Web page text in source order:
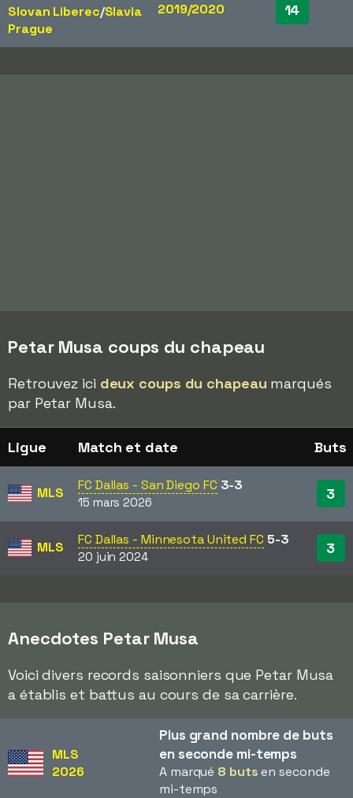
Slovan Liberec/​Slavia
Prague
2019/2020 14
Petar Musa coups du chapeau
Retrouvez ici deux coups du chapeau marqués
par Petar Musa.
Ligue Match et date Buts
MLS FC Dallas - San Diego FC 3-3
15 mars 2026 3
MLS FC Dallas - Minnesota United FC 5-3
20 juin 2024 3
Anecdotes Petar Musa
Voici divers records saisonniers que Petar Musa
a établis et battus au cours de sa carrière.
MLS
2026
Plus grand nombre de buts
en seconde mi-temps
A marqué 8 butsen seconde
mi-temps